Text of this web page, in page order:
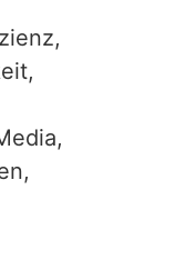
,
,
,
,